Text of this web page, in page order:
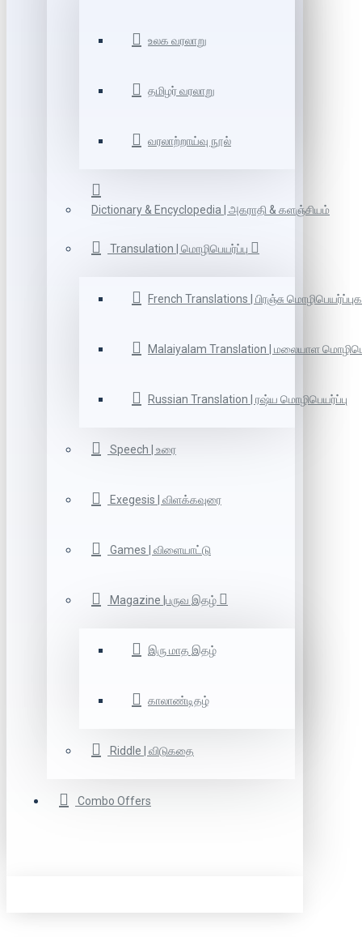
உலக வரலாறு
தமிழர் வரலாறு
வரலாற்றாய்வு நூல்
Dictionary & Encyclopedia | அகராதி & களஞ்சியம்
Transulation | மொழிபெயர்ப்பு
French Translations | பிரஞ்சு
Malaiyalam Translation | மலையாள
Russian Translation | ரஷ்ய மொழிபெயர்ப்பு
Speech | உரை
Exegesis | விளக்கவுரை
Games | விளையாட்டு
Magazine |பருவ இதழ்
இரு மாத இதழ்
காலாண்டிதழ்
Riddle | விடுகதை
Combo Offers